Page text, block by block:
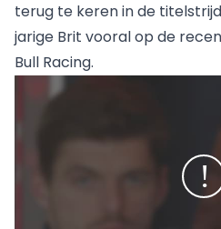
terug te keren in de
jarige Brit vooral op de
Bull Racing.